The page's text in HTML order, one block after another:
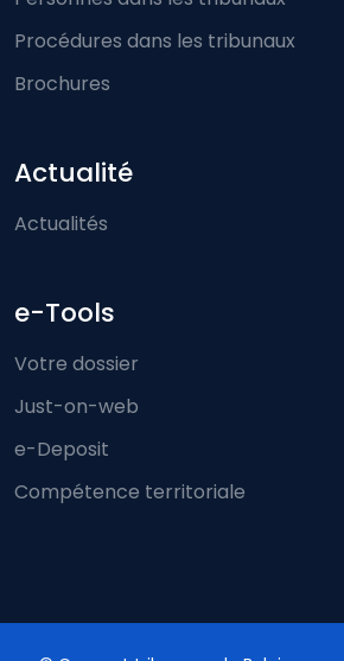
Procédures dans les tribunaux
Brochures
Actualité
Actualités
e-Tools
Votre dossier
Just-on-web
e-Deposit
Compétence territoriale